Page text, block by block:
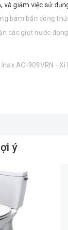
và giảm việc sử
bám bẩn công
các giọt nước
ý